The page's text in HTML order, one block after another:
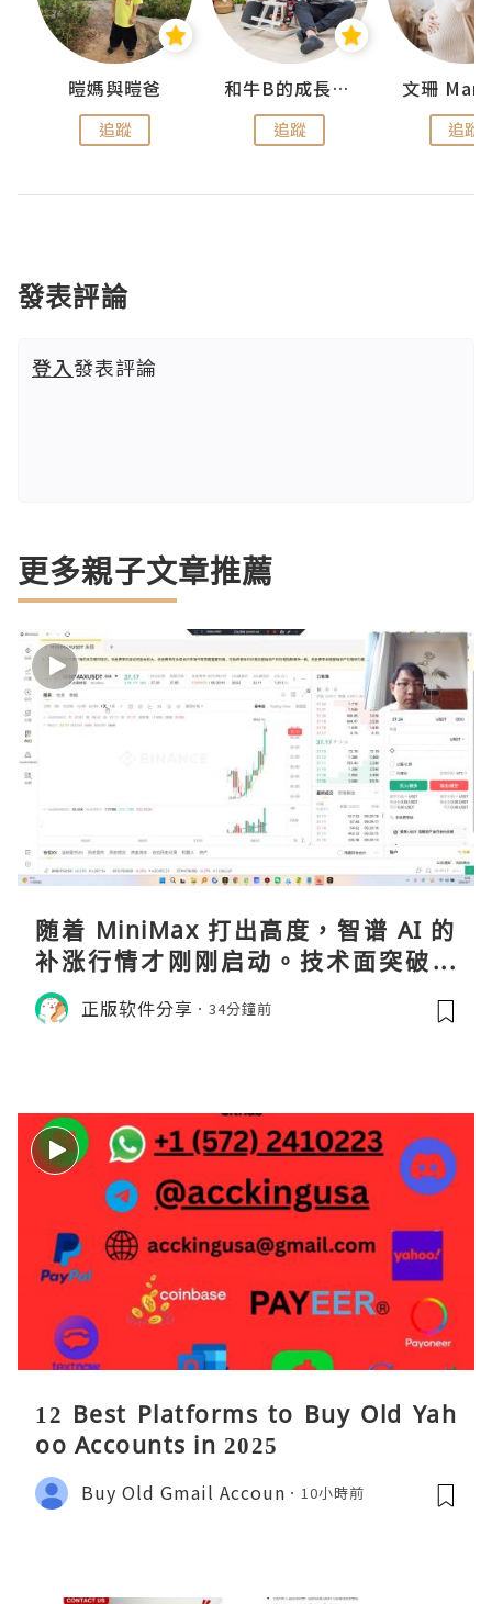
暟媽與暟爸
追蹤
和牛B的成長日記
追蹤
文珊
追蹤
發表評論
登入發表評論
更多親子文章推薦
随着 MiniMax 打出高度，智谱 AI 的
补涨行情才刚刚启动。技术面突破在
即，基本面逻辑硬朗，目标先看 170，
顺势做多，在巨头上市潮来临前享受泡
正版软件分享 34分鐘前
12 Best Platforms to Buy Old Yah
oo Accounts in 2025
Buy Old Gmail Accoun 10小時前